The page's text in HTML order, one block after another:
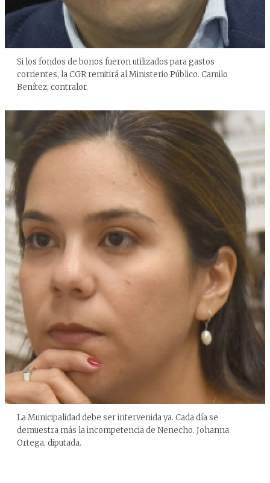
Si los fondos de bonos fueron utilizados para gastos
corrientes, la CGR remitirá al Ministerio Público. Camilo
Benítez, contralor.
La Municipalidad debe ser intervenida ya. Cada día se
demuestra más la incompetencia de Nenecho. Johanna
Ortega, diputada.